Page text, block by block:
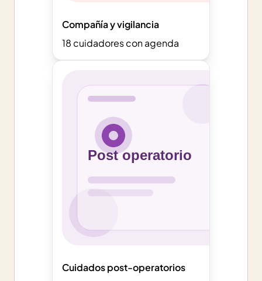
Compañía y vigilancia
18 cuidadores con agenda
Cuidados post-operatorios